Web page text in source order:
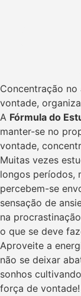
Concentração
vontade,
A Fórmula do
manter-se no
vontade,
Muitas vezes
longos períodos,
percebem-se
sensação de
na
o que se deve
Aproveite a
não se deixar
sonhos
força de